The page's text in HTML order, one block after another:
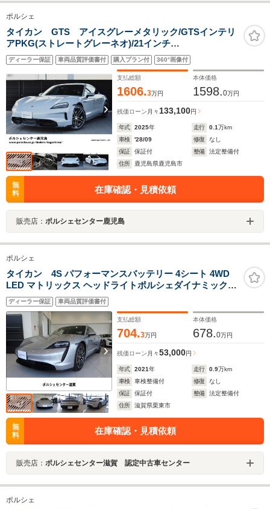
ポルシェ
タイカン GTS アイスグレーメタリック/GTSインテリ
アPKG(ストレートグレーネオ)/21インチ
TaycanExclusiveDesign(ハイグロスブラック塗装)/4+1シ
ート/シートヒーターFR/リアアクスルステアリン
グ/PorscheDesignクロック
ディーラー保証 車両品質評価書付 購入プラン付 360°画像付
支払総額
1606.3万円
本体価格
1598.0万円
残価ローン 月々133,100円
年式 2025年 走行 0.1万km
車検
'28/09 修復
なし
保証
保証付 整備
法定整備付
住所
鹿児島県鹿児島市
無
料
在庫確認・見積依頼
販売店： ポルシェセンター鹿児島
ポルシェ
タイカン 4S パフォーマンスバッテリー 4シート 4WD
LED マトリックス ヘッドライトポルシェダイナミックラ
イトシステム プラスパワーステアリング プラスプライバ
シーガラスLED マトリックス ヘッドライトポルシェダイ
ナミックライトシステム プラス
ディーラー保証 車両品質評価書付
支払総額
704.3万円
本体価格
678.0万円
残価ローン 月々53,000円
年式 2021年 走行 0.9万km
車検
車検整備付 修復
なし
保証
保証付 整備
法定整備付
住所
滋賀県栗東市
無
料
在庫確認・見積依頼
販売店： ポルシェセンター滋賀 認定中古車センター
ポルシェ